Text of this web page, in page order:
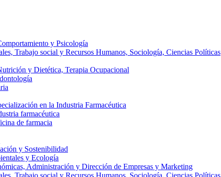
y Psicología
Trabajo social y Recursos Humanos, Sociología, Ciencias Políticas
y Dietética, Terapia Ocupacional
en la Industria Farmacéutica
farmacéutica
de farmacia
y Sostenibilidad
y Ecología
Administración y Dirección de Empresas y Marketing
Trabajo social y Recursos Humanos, Sociología, Ciencias Políticas